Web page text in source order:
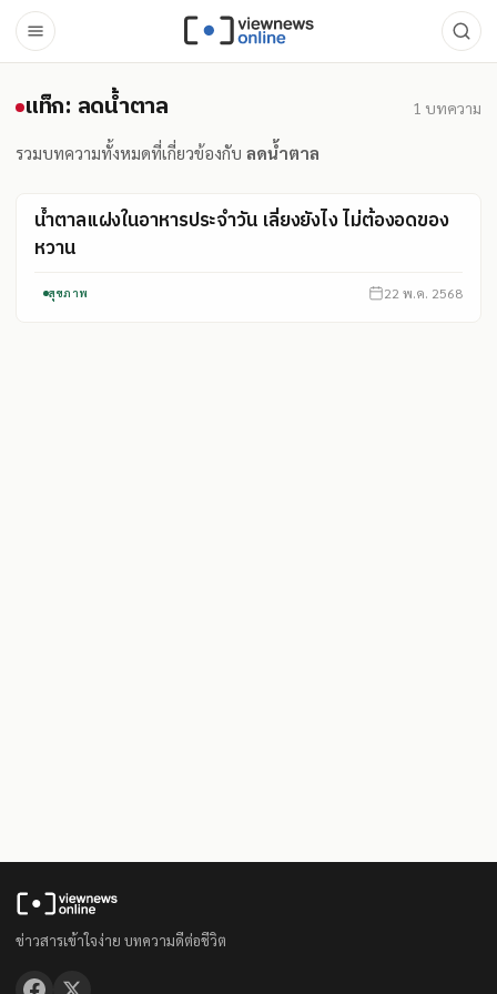
แท็ก: ลดน้ำตาล
แท็ก: ลดน้ำตาล 1 บทความ
รวมบทความทั้งหมดที่เกี่ยวข้องกับ ลดน้ำตาล
น้ำตาลแฝงในอาหารประจำวัน เลี่ยงยังไง ไม่ต้องอดของ
หวาน
สุขภาพ 22 พ.ค. 2568
ข่าวสารเข้าใจง่าย บทความดีต่อชีวิต